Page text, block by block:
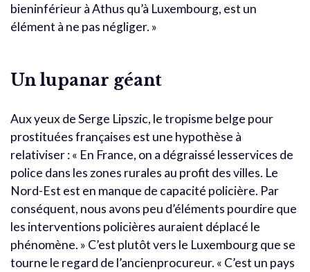
bieninférieur à Athus qu’à Luxembourg, est un
élément à ne pas négliger. »
Un lupanar géant
Aux yeux de Serge Lipszic, le tropisme belge pour
prostituées françaises est une hypothèse à
relativiser : « En France, on a dégraissé lesservices de
police dans les zones rurales au profit des villes. Le
Nord-Est est en manque de capacité policière. Par
conséquent, nous avons peu d’éléments pourdire que
les interventions policières auraient déplacé le
phénomène. » C’est plutôt vers le Luxembourg que se
tourne le regard de l’ancienprocureur. « C’est un pays